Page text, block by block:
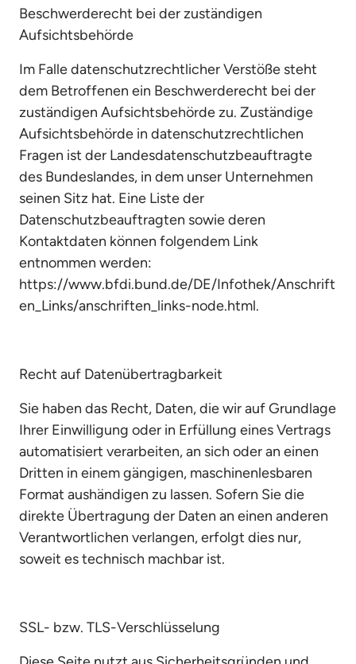
Beschwerderecht bei der zuständigen
Aufsichtsbehörde
Im Falle datenschutzrechtlicher Verstöße steht
dem Betroffenen ein Beschwerderecht bei der
zuständigen Aufsichtsbehörde zu. Zuständige
Aufsichtsbehörde in datenschutzrechtlichen
Fragen ist der Landesdatenschutzbeauftragte
des Bundeslandes, in dem unser Unternehmen
seinen Sitz hat. Eine Liste der
Datenschutzbeauftragten sowie deren
Kontaktdaten können folgendem Link
entnommen werden:
https://www.bfdi.bund.de/DE/Infothek/Anschrift
en_Links/anschriften_links-node.html.
Recht auf Datenübertragbarkeit
Sie haben das Recht, Daten, die wir auf Grundlage
Ihrer Einwilligung oder in Erfüllung eines Vertrags
automatisiert verarbeiten, an sich oder an einen
Dritten in einem gängigen, maschinenlesbaren
Format aushändigen zu lassen. Sofern Sie die
direkte Übertragung der Daten an einen anderen
Verantwortlichen verlangen, erfolgt dies nur,
soweit es technisch machbar ist.
SSL- bzw. TLS-Verschlüsselung